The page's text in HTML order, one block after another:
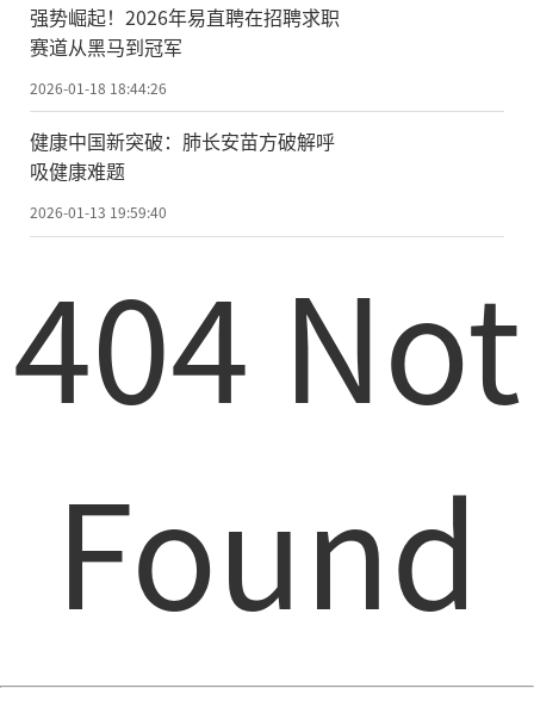
强势崛起！2026年易直聘在招聘求职
赛道从黑马到冠军
2026-01-18 18:44:26
健康中国新突破：肺长安苗方破解呼
吸健康难题
2026-01-13 19:59:40
404 Not
Found